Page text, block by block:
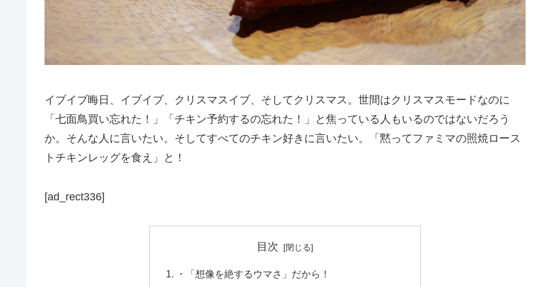
イブイブ晦日、イブイブ、クリスマスイブ、そしてクリスマス。世間はクリスマスモードなのに
「七面鳥買い忘れた！」「チキン予約するの忘れた！」と焦っている人もいるのではないだろう
か。そんな人に言いたい。そしてすべてのチキン好きに言いたい。「黙ってファミマの照焼ロース
トチキンレッグを食え」と！
[ad_rect336]
目次
・「想像を絶するウマさ」だから！